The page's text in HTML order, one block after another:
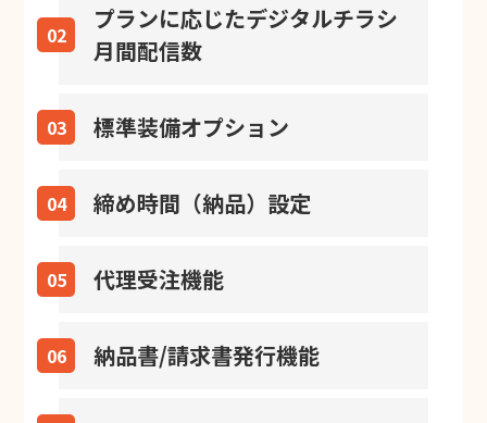
02
プランに応じたデジタルチラシ
月間配信数
03 標準装備オプション
04 締め時間（納品）設定
05 代理受注機能
06 納品書/請求書発行機能